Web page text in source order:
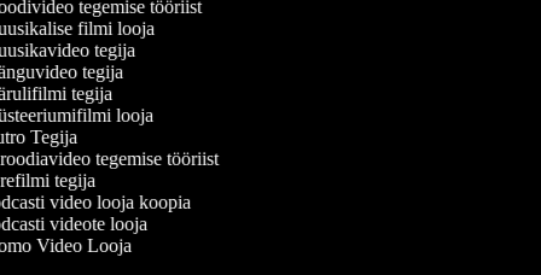
tegemise tööriist
filmi looja
tegija
tegija
tegija
looja
Tegija
tegemise tööriist
tegija
video looja koopia
videote looja
Video Looja